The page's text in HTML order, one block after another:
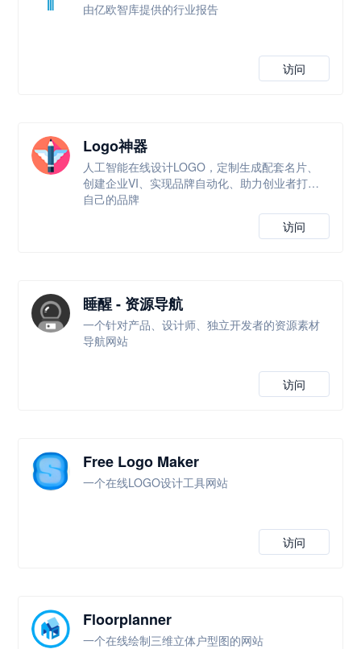
由亿欧智库提供的行业报告
访问
Logo神器
人工智能在线设计LOGO，定制生成配套名片、
创建企业VI、实现品牌自动化、助力创业者打造
自己的品牌
访问
睡醒 - 资源导航
一个针对产品、设计师、独立开发者的资源素材
导航网站
访问
Free Logo Maker
一个在线LOGO设计工具网站
访问
Floorplanner
一个在线绘制三维立体户型图的网站